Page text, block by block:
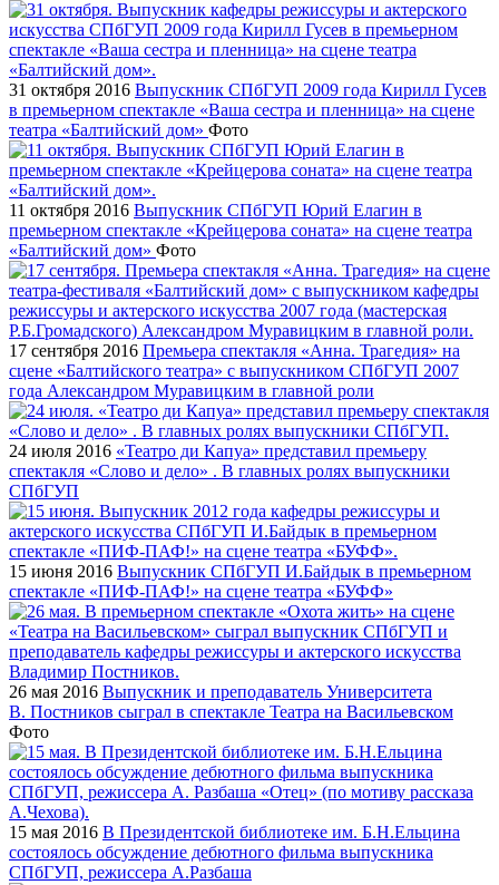
31 октября 2016 Выпускник СПбГУП 2009 года Кирилл Гусев
в премьерном спектакле «Ваша сестра и пленница» на сцене
театра «Балтийский дом» Фото
11 октября 2016 Выпускник СПбГУП Юрий Елагин в
премьерном спектакле «Крейцерова соната» на сцене театра
«Балтийский дом» Фото
17 сентября 2016 Премьера спектакля «Анна. Трагедия» на
сцене «Балтийского театра» с выпускником СПбГУП 2007
года Александром Муравицким в главной роли
24 июля 2016 «Театро ди Капуа» представил премьеру
спектакля «Слово и дело» . В главных ролях выпускники
СПбГУП
15 июня 2016 Выпускник СПбГУП И.Байдык в премьерном
спектакле «ПИФ-ПАФ!» на сцене театра «БУФФ»
26 мая 2016 Выпускник и преподаватель Университета
В. Постников сыграл в спектакле Театра на Васильевском
Фото
15 мая 2016 В Президентской библиотеке им. Б.Н.Ельцина
состоялось обсуждение дебютного фильма выпускника
СПбГУП, режиссера А.Разбаша